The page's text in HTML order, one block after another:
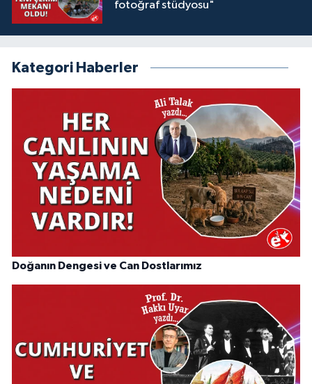
fotoğraf stüdyosu"
Kategori Haberler
Doğanın Dengesi ve Can Dostlarımız